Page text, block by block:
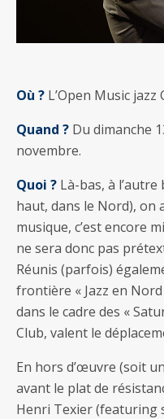
Où ? L’Open Music jazz
Quand ? Du dimanche
novembre.
Quoi ? Là-bas, à
haut, dans le Nord), on
musique, c’est encore
ne sera donc pas
Réunis (parfois)
frontière « Jazz en
dans le cadre des «
Club, valent le
En hors d’œuvre (soit
avant le plat de
Henri Texier (featuring